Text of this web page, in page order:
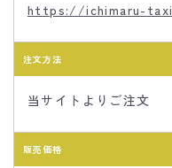
https://ichimaru-
注文方法
当サイトよりご注文
販売価格